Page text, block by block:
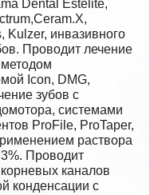
Dental Estelite,
Kulzer, инвазивного
Проводит лечение
Icon, DMG,
зубов с
системами
ProFile, ProTaper,
раствора
Проводит
каналов
конденсации с